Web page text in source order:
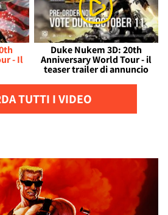
- Il
Duke Nukem 3D: 20th
Anniversary World Tour - il
teaser trailer di annuncio
TUTTI I VIDEO